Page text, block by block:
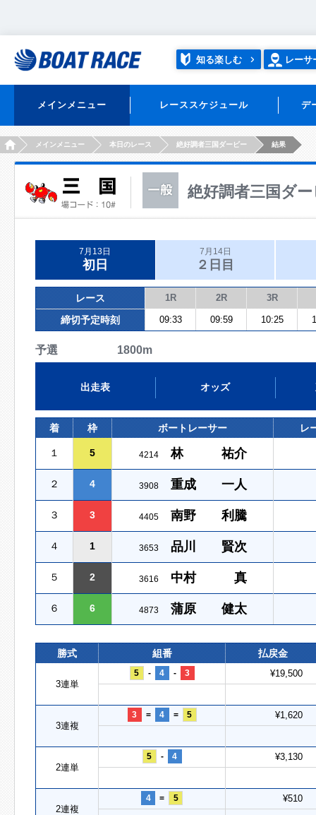
知る楽しむ レーサ
メインメニュー レーススケジュール デ
HOMEメインメニュー 本日のレース 絶好調者三国ダービー 結果
絶好調者三国ダ
7月13日
初日
7月14日
２日目
レース 1R 2R 3R
締切予定時刻 09:33 09:59 10:25
予選 1800m
出走表 オッズ
着 枠 ボートレーサー レ
１ 5 4214 林 祐介
２ 4 3908 重成 一人
３ 3 4405 南野 利騰
４ 1 3653 品川 賢次
５ 2 3616 中村 真
６ 6 4873 蒲原 健太
勝式 組番 払戻金
3連単
5 - 4 - 3 ¥19,500
3連複
3 = 4 = 5 ¥1,620
2連単
5 - 4 ¥3,130
2連複
4 = 5 ¥510